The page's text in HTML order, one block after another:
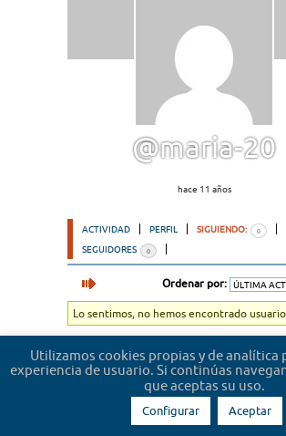
@maria-20
hace 11 años
ACTIVIDAD PERFIL SIGUIENDO: 0
SEGUIDORES 0
Ordenar por:
Lo sentimos, no hemos encontrado
Utilizamos cookies propias y de analítica
experiencia de usuario. Si continúas
que aceptas su uso.
Configurar Aceptar